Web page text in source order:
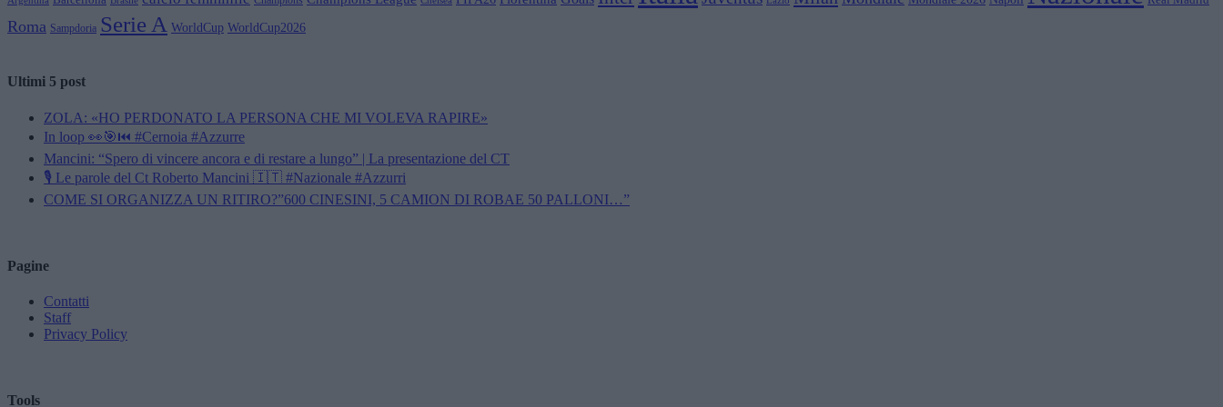
Roma Sampdoria Serie A WorldCup WorldCup2026
Ultimi 5 post
ZOLA: «HO PERDONATO LA PERSONA CHE MI VOLEVA RAPIRE»
In loop 👀🎯⏮️ #Cernoia #Azzurre
Mancini: “Spero di vincere ancora e di restare a lungo” | La presentazione del CT
🎙️ Le parole del Ct Roberto Mancini 🇮🇹 #Nazionale #Azzurri
COME SI ORGANIZZA UN RITIRO?”600 CINESINI, 5 CAMION DI ROBAE 50 PALLONI…”
Pagine
Contatti
Staff
Privacy Policy
Tools